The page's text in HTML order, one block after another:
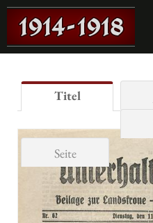
Titel
Seite